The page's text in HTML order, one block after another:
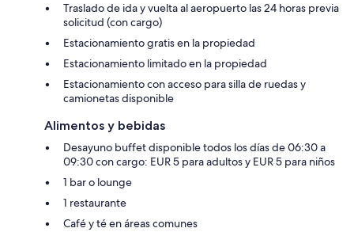
Traslado de ida y vuelta al aeropuerto las 24 horas previa
solicitud (con cargo)
Estacionamiento gratis en la propiedad
Estacionamiento limitado en la propiedad
Estacionamiento con acceso para silla de ruedas y
camionetas disponible
Alimentos y bebidas
Desayuno buffet disponible todos los días de 06:30 a
09:30 con cargo: EUR 5 para adultos y EUR 5 para niños
1 bar o lounge
1 restaurante
Café y té en áreas comunes